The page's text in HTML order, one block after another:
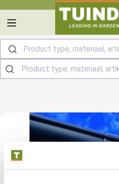
Product type, materiaal,